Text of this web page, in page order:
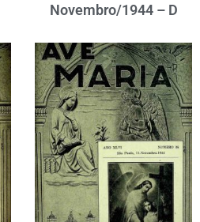
Novembro/1944 – D